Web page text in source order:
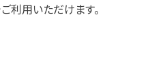
利用いただけます。